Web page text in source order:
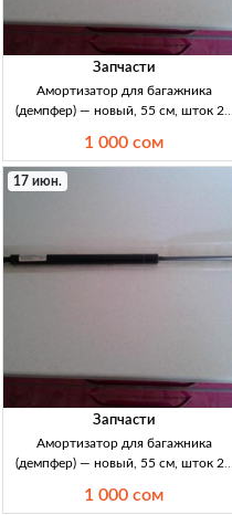
Запчасти
Амортизатор для багажника
(демпфер) — новый, 55 см, шток 23
1 шт. Нов., в упаковке. Общая длина
55 см, длина штока 23 см. Цена 10
1 000 сом
17 июн.
Запчасти
Амортизатор для багажника
(демпфер) — новый, 55 см, шток 23
нов., 1шт. Общая длина 55см, шток
1 000 сом